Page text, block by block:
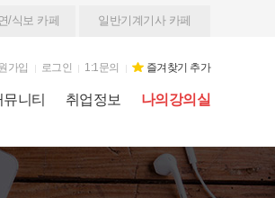
/식보 카페 일반기계기사 카페
가입 로그인 1:1문의 즐겨찾기 추가
뮤니티 취업정보 나의강의실